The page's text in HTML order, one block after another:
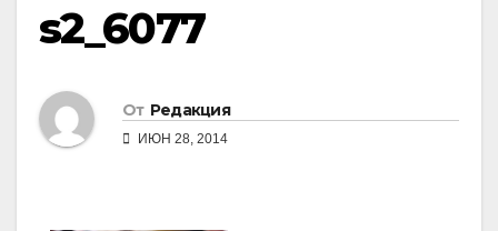
s2_6077
От Редакция
ИЮН 28, 2014